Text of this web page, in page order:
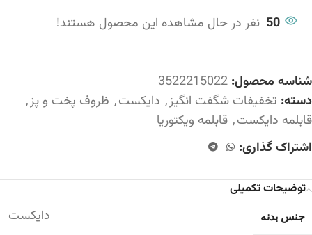
50 نفر در حال مشاهده این محصول هستند!
شناسه محصول: 3522215022
دسته: تخفیفات شگفت انگیز, دایکست, ظروف پخت و پز,
قابلمه دایکست, قابلمه ویکتوریا
اشتراک گذاری:
توضیحات تکمیلی
جنس بدنه دایکست